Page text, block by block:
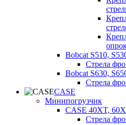
Bobcat S510,
Стрела
Bobcat S630,
Стрела
CASE
Минипогрузчик
CASE 40XT,
Стрела